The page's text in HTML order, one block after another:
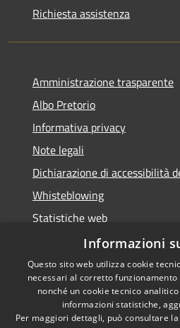
Richiesta assistenza
Amministrazione trasparente
Albo Pretorio
Informativa privacy
Note legali
Dichiarazione di accessibilità
Whisteblowing
Statistiche web
Segnalazioni di non conformità
RSS
Informazioni
Questo sito web utilizza cookie
necessari al corretto
nonché un cookie tecnico
informazioni statistiche,
Per maggiori dettagli, può consultare